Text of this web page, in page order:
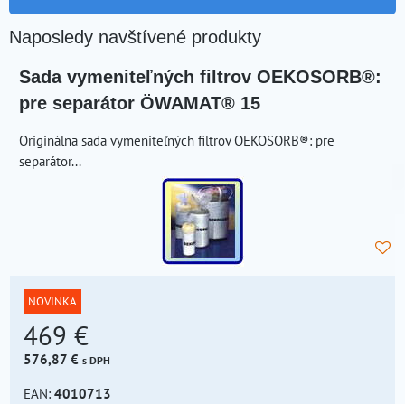
Naposledy navštívené produkty
Sada vymeniteľných filtrov OEKOSORB®:
pre separátor ÖWAMAT® 15
Originálna sada vymeniteľných filtrov OEKOSORB®: pre
separátor...
NOVINKA
469 €
576,87 € s DPH
EAN: 4010713